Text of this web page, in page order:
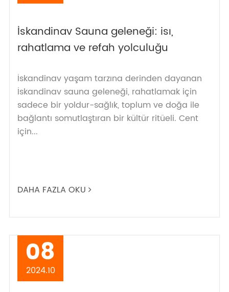
İskandinav Sauna geleneği: isı,
rahatlama ve refah yolculuğu
İskandinav yaşam tarzına derinden dayanan
İskandinav sauna geleneği, rahatlamak için
sadece bir yoldur-sağlık, toplum ve doğa ile
bağlantı somutlaştıran bir kültür ritüeli. Cent
için...
DAHA FAZLA OKU
08
2024.10